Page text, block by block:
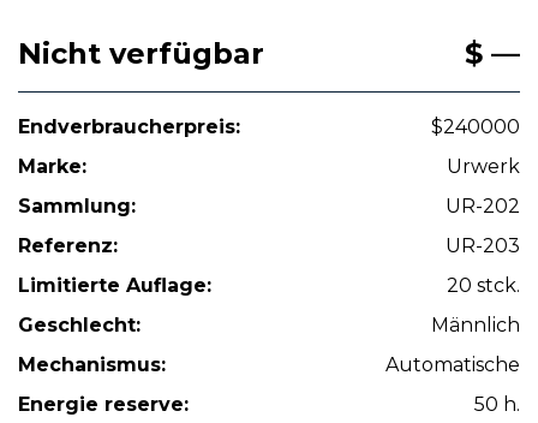
Nicht verfügbar $ —
Endverbraucherpreis:
$240000
Marke:
Urwerk
Sammlung:
UR-202
Referenz:
UR-203
Limitierte Auflage:
20 stck.
Geschlecht:
Männlich
Mechanismus:
Automatische
Energie reserve:
50 h.